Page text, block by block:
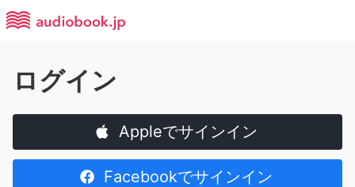
ログイン
Appleでサインイン
Facebookでサインイン